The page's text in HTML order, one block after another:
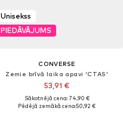
Unisekss
PIEDĀVĀJUMS
CONVERSE
Zemie brīvā laika apavi 'CTAS'
53,91 €
Sākotnējā cena: 74,90 €
Pēdējā zemākā cena:50,92 €